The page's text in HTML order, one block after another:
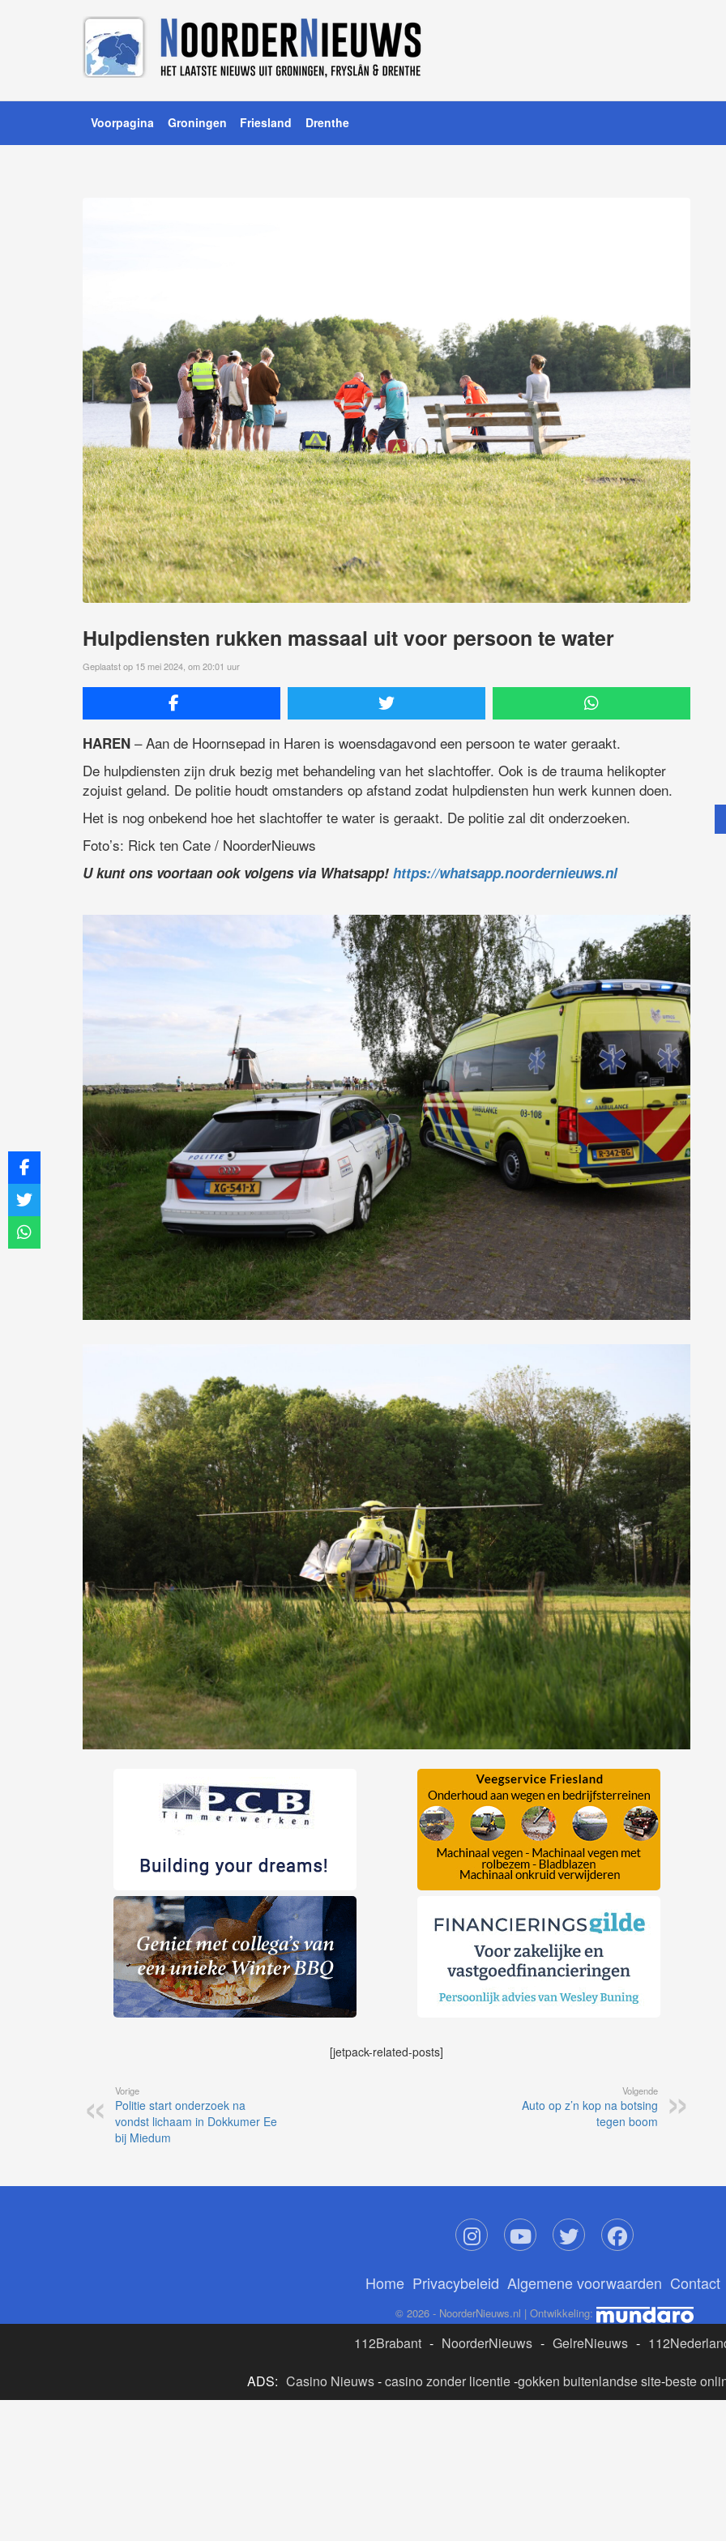
Voorpagina Groningen Friesland Drenthe
Hulpdiensten rukken massaal uit voor persoon te water
Geplaatst op 15 mei 2024, om 20:01 uur
HAREN – Aan de Hoornsepad in Haren is woensdagavond een persoon te water geraakt.
De hulpdiensten zijn druk bezig met behandeling van het slachtoffer. Ook is de trauma helikopter
zojuist geland. De politie houdt omstanders op afstand zodat hulpdiensten hun werk kunnen doen.
Het is nog onbekend hoe het slachtoffer te water is geraakt. De politie zal dit onderzoeken.
Foto’s: Rick ten Cate / NoorderNieuws
U kunt ons voortaan ook volgens via Whatsapp! https://whatsapp.noordernieuws.nl
[jetpack-related-posts]
Vorige
Politie start onderzoek na
vondst lichaam in Dokkumer Ee
bij Miedum
Volgende
Auto op z’n kop na botsing
tegen boom
Home Privacybeleid Algemene voorwaarden Contact
© 2026 - NoorderNieuws.nl | Ontwikkeling:
112Brabant - NoorderNieuws - GelreNieuws -
ADS: Casino Nieuws-casino zonder licentie-gokken buitenlandse site-beste